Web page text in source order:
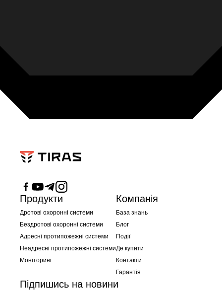
Продукти
Дротові охоронні системи
Бездротові охоронні системи
Адресні протипожежні системи
Неадресні протипожежні системи
Моніторинг
Компанія
База знань
Блог
Події
Де купити
Контакти
Гарантія
Підпишись на новини